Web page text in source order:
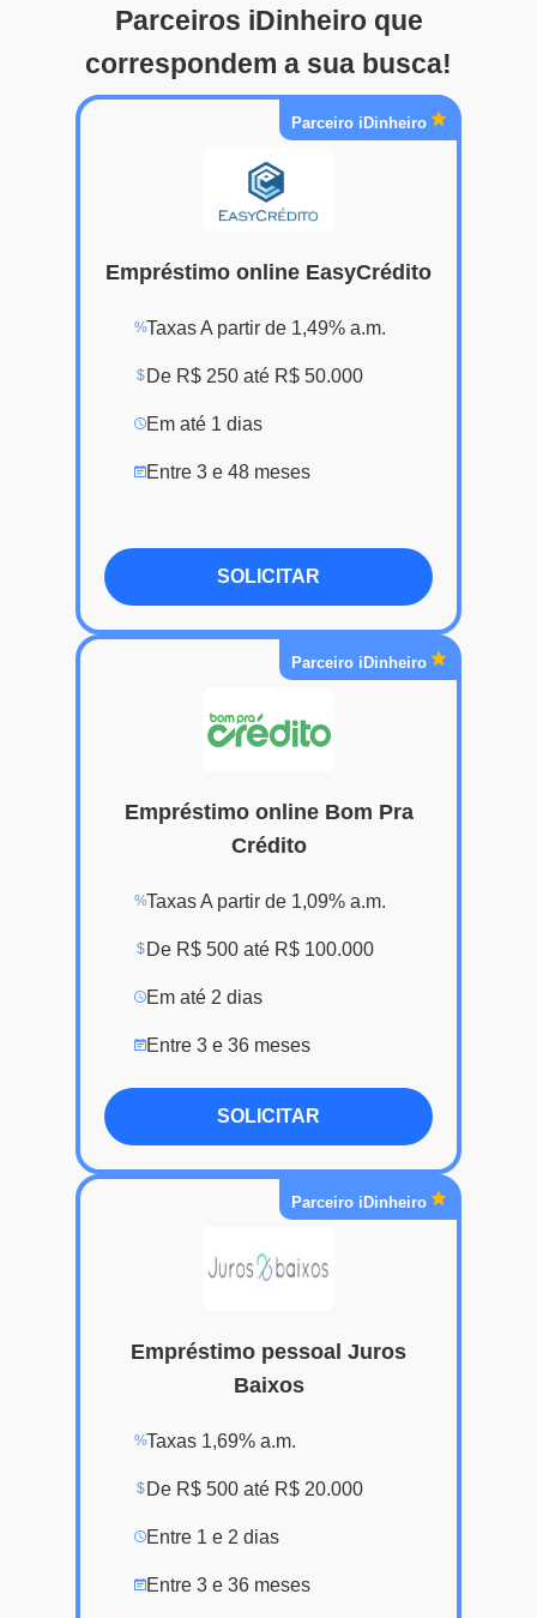
Parceiros iDinheiro que
correspondem a sua busca!
Parceiro iDinheiro
Empréstimo online EasyCrédito
%Taxas A partir de 1,49% a.m.
$ De R$ 250 até R$ 50.000
Em até 1 dias
Entre 3 e 48 meses
SOLICITAR
Parceiro iDinheiro
Empréstimo online Bom Pra
Crédito
%Taxas A partir de 1,09% a.m.
$ De R$ 500 até R$ 100.000
Em até 2 dias
Entre 3 e 36 meses
SOLICITAR
Parceiro iDinheiro
Empréstimo pessoal Juros
Baixos
%Taxas 1,69% a.m.
$ De R$ 500 até R$ 20.000
Entre 1 e 2 dias
Entre 3 e 36 meses